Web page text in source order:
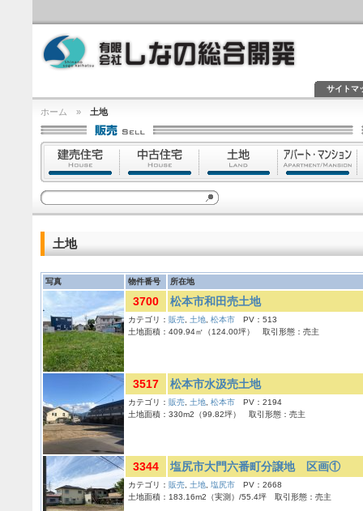
サイトマ
ホーム » 土地
土地
写真 物件番号 所在地
3700 松本市和田売土地
カテゴリ： 販売 土地 松本市 PV：513
土地面積：409.94㎡（124.00坪） 取引形態：売主
3517 松本市水汲売土地
カテゴリ： 販売 土地 松本市 PV：2194
土地面積：330m2（99.82坪） 取引形態：売主
3344 塩尻市大門六番町分譲地 区画①
カテゴリ： 販売 土地 塩尻市 PV：2668
土地面積：183.16m2（実測）/55.4坪 取引形態：売主